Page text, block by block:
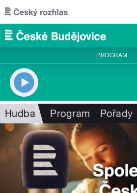
Přejít k hlavnímu obsahu
PROGRAM
Hudba Program Pořady